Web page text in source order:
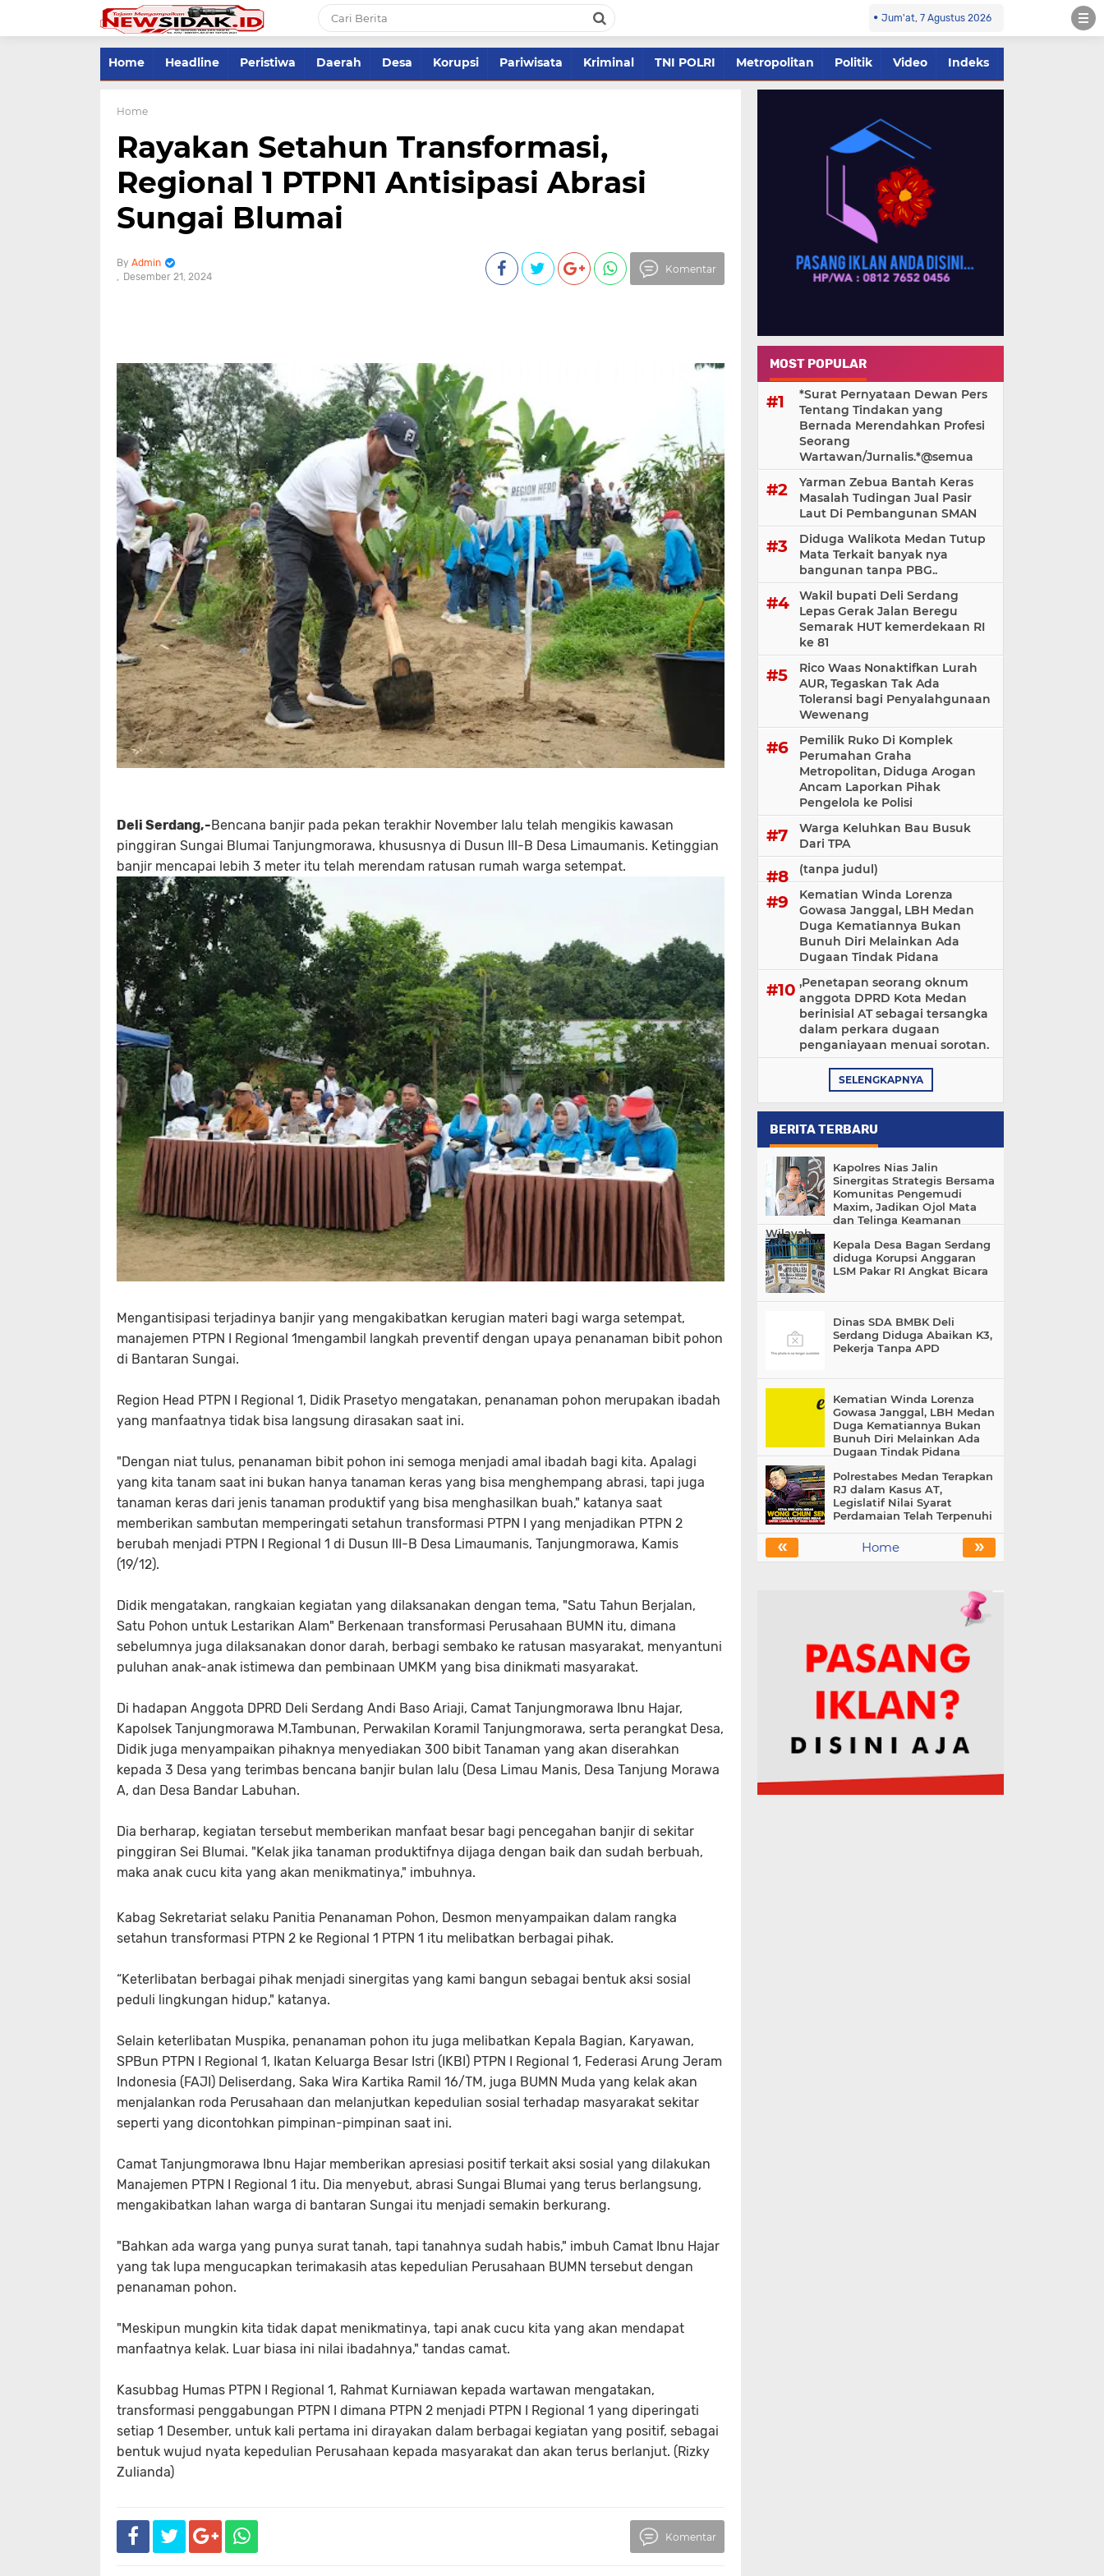
Jum'at, 7 Agustus 2026
Home Headline Peristiwa Daerah Desa Korupsi Pariwisata Kriminal TNI POLRI Metropolitan Politik Video Indeks
Home
Rayakan Setahun Transformasi,
Regional 1 PTPN1 Antisipasi Abrasi
Sungai Blumai
Admin
Desember 21, 2024
Komentar
Deli Serdang,-Bencana banjir pada pekan terakhir November lalu telah mengikis kawasan
pinggiran Sungai Blumai Tanjungmorawa, khususnya di Dusun III-B Desa Limaumanis. Ketinggian
banjir mencapai lebih 3 meter itu telah merendam ratusan rumah warga setempat.
Mengantisipasi terjadinya banjir yang mengakibatkan kerugian materi bagi warga setempat,
manajemen PTPN I Regional 1mengambil langkah preventif dengan upaya penanaman bibit pohon
di Bantaran Sungai.
Region Head PTPN I Regional 1, Didik Prasetyo mengatakan, penanaman pohon merupakan ibadah
yang manfaatnya tidak bisa langsung dirasakan saat ini.
"Dengan niat tulus, penanaman bibit pohon ini semoga menjadi amal ibadah bagi kita. Apalagi
yang kita tanam saat ini bukan hanya tanaman keras yang bisa menghempang abrasi, tapi juga
tanaman keras dari jenis tanaman produktif yang bisa menghasilkan buah," katanya saat
memberikan sambutan memperingati setahun transformasi PTPN I yang menjadikan PTPN 2
berubah menjadi PTPN I Regional 1 di Dusun III-B Desa Limaumanis, Tanjungmorawa, Kamis
(19/12).
Didik mengatakan, rangkaian kegiatan yang dilaksanakan dengan tema, "Satu Tahun Berjalan,
Satu Pohon untuk Lestarikan Alam" Berkenaan transformasi Perusahaan BUMN itu, dimana
sebelumnya juga dilaksanakan donor darah, berbagi sembako ke ratusan masyarakat, menyantuni
puluhan anak-anak istimewa dan pembinaan UMKM yang bisa dinikmati masyarakat.
Di hadapan Anggota DPRD Deli Serdang Andi Baso Ariaji, Camat Tanjungmorawa Ibnu Hajar,
Kapolsek Tanjungmorawa M.Tambunan, Perwakilan Koramil Tanjungmorawa, serta perangkat Desa,
Didik juga menyampaikan pihaknya menyediakan 300 bibit Tanaman yang akan diserahkan
kepada 3 Desa yang terimbas bencana banjir bulan lalu (Desa Limau Manis, Desa Tanjung Morawa
A, dan Desa Bandar Labuhan.
Dia berharap, kegiatan tersebut memberikan manfaat besar bagi pencegahan banjir di sekitar
pinggiran Sei Blumai. "Kelak jika tanaman produktifnya dijaga dengan baik dan sudah berbuah,
maka anak cucu kita yang akan menikmatinya," imbuhnya.
Kabag Sekretariat selaku Panitia Penanaman Pohon, Desmon menyampaikan dalam rangka
setahun transformasi PTPN 2 ke Regional 1 PTPN 1 itu melibatkan berbagai pihak.
“Keterlibatan berbagai pihak menjadi sinergitas yang kami bangun sebagai bentuk aksi sosial
peduli lingkungan hidup," katanya.
Selain keterlibatan Muspika, penanaman pohon itu juga melibatkan Kepala Bagian, Karyawan,
SPBun PTPN I Regional 1, Ikatan Keluarga Besar Istri (IKBI) PTPN I Regional 1, Federasi Arung Jeram
Indonesia (FAJI) Deliserdang, Saka Wira Kartika Ramil 16/TM, juga BUMN Muda yang kelak akan
menjalankan roda Perusahaan dan melanjutkan kepedulian sosial terhadap masyarakat sekitar
seperti yang dicontohkan pimpinan-pimpinan saat ini.
Camat Tanjungmorawa Ibnu Hajar memberikan apresiasi positif terkait aksi sosial yang dilakukan
Manajemen PTPN I Regional 1 itu. Dia menyebut, abrasi Sungai Blumai yang terus berlangsung,
mengakibatkan lahan warga di bantaran Sungai itu menjadi semakin berkurang.
"Bahkan ada warga yang punya surat tanah, tapi tanahnya sudah habis," imbuh Camat Ibnu Hajar
yang tak lupa mengucapkan terimakasih atas kepedulian Perusahaan BUMN tersebut dengan
penanaman pohon.
"Meskipun mungkin kita tidak dapat menikmatinya, tapi anak cucu kita yang akan mendapat
manfaatnya kelak. Luar biasa ini nilai ibadahnya," tandas camat.
Kasubbag Humas PTPN I Regional 1, Rahmat Kurniawan kepada wartawan mengatakan,
transformasi penggabungan PTPN I dimana PTPN 2 menjadi PTPN I Regional 1 yang diperingati
setiap 1 Desember, untuk kali pertama ini dirayakan dalam berbagai kegiatan yang positif, sebagai
bentuk wujud nyata kepedulian Perusahaan kepada masyarakat dan akan terus berlanjut. (Rizky
Zulianda)
Komentar
MOST POPULAR
*Surat Pernyataan Dewan Pers
Tentang Tindakan yang
Bernada Merendahkan Profesi
Seorang
Wartawan/Jurnalis.*@⁨semua
Yarman Zebua Bantah Keras
Masalah Tudingan Jual Pasir
Laut Di Pembangunan SMAN
Diduga Walikota Medan Tutup
Mata Terkait banyak nya
bangunan tanpa PBG..
Wakil bupati Deli Serdang
Lepas Gerak Jalan Beregu
Semarak HUT kemerdekaan RI
ke 81
Rico Waas Nonaktifkan Lurah
AUR, Tegaskan Tak Ada
Toleransi bagi Penyalahgunaan
Wewenang
Pemilik Ruko Di Komplek
Perumahan Graha
Metropolitan, Diduga Arogan
Ancam Laporkan Pihak
Pengelola ke Polisi
Warga Keluhkan Bau Busuk
Dari TPA
(tanpa judul)
Kematian Winda Lorenza
Gowasa Janggal, LBH Medan
Duga Kematiannya Bukan
Bunuh Diri Melainkan Ada
Dugaan Tindak Pidana
,Penetapan seorang oknum
anggota DPRD Kota Medan
berinisial AT sebagai tersangka
dalam perkara dugaan
penganiayaan menuai sorotan.
SELENGKAPNYA
BERITA TERBARU
Kapolres Nias Jalin
Sinergitas Strategis Bersama
Komunitas Pengemudi
Maxim, Jadikan Ojol Mata
dan Telinga Keamanan
Wilayah
Kepala Desa Bagan Serdang
diduga Korupsi Anggaran
LSM Pakar RI Angkat Bicara
Dinas SDA BMBK Deli
Serdang Diduga Abaikan K3,
Pekerja Tanpa APD
Kematian Winda Lorenza
Gowasa Janggal, LBH Medan
Duga Kematiannya Bukan
Bunuh Diri Melainkan Ada
Dugaan Tindak Pidana
Polrestabes Medan Terapkan
RJ dalam Kasus AT,
Legislatif Nilai Syarat
Perdamaian Telah Terpenuhi
« »
Home